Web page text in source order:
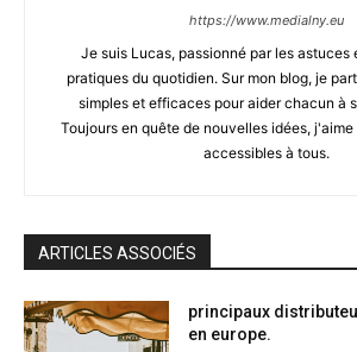
https://www.medialny.eu
Je suis Lucas, passionné par les astuces
pratiques du quotidien. Sur mon blog, je
simples et efficaces pour aider chacun à
Toujours en quête de nouvelles idées,
accessibles à tous.
ARTICLES ASSOCIÉS
principaux
en europe.